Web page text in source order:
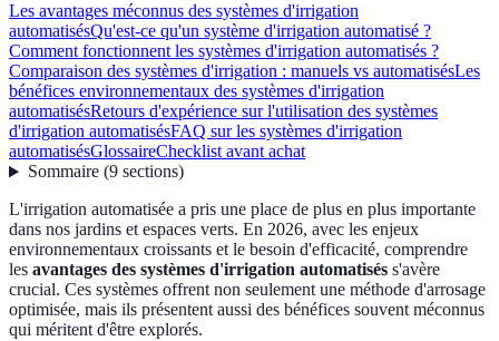
Les avantages méconnus des systèmes d'irrigation
automatisésQu'est-ce qu'un système d'irrigation automatisé ?
Comment fonctionnent les systèmes d'irrigation automatisés ?
Comparaison des systèmes d'irrigation : manuels vs automatisésLes
bénéfices environnementaux des systèmes d'irrigation
automatisésRetours d'expérience sur l'utilisation des systèmes
d'irrigation automatisésFAQ sur les systèmes d'irrigation
automatisésGlossaireChecklist avant achat
Sommaire(9 sections)
L'irrigation automatisée a pris une place de plus en plus importante
dans nos jardins et espaces verts. En 2026, avec les enjeux
environnementaux croissants et le besoin d'efficacité, comprendre
les avantages des systèmes d'irrigation automatisés s'avère
crucial. Ces systèmes offrent non seulement une méthode d'arrosage
optimisée, mais ils présentent aussi des bénéfices souvent méconnus
qui méritent d'être explorés.